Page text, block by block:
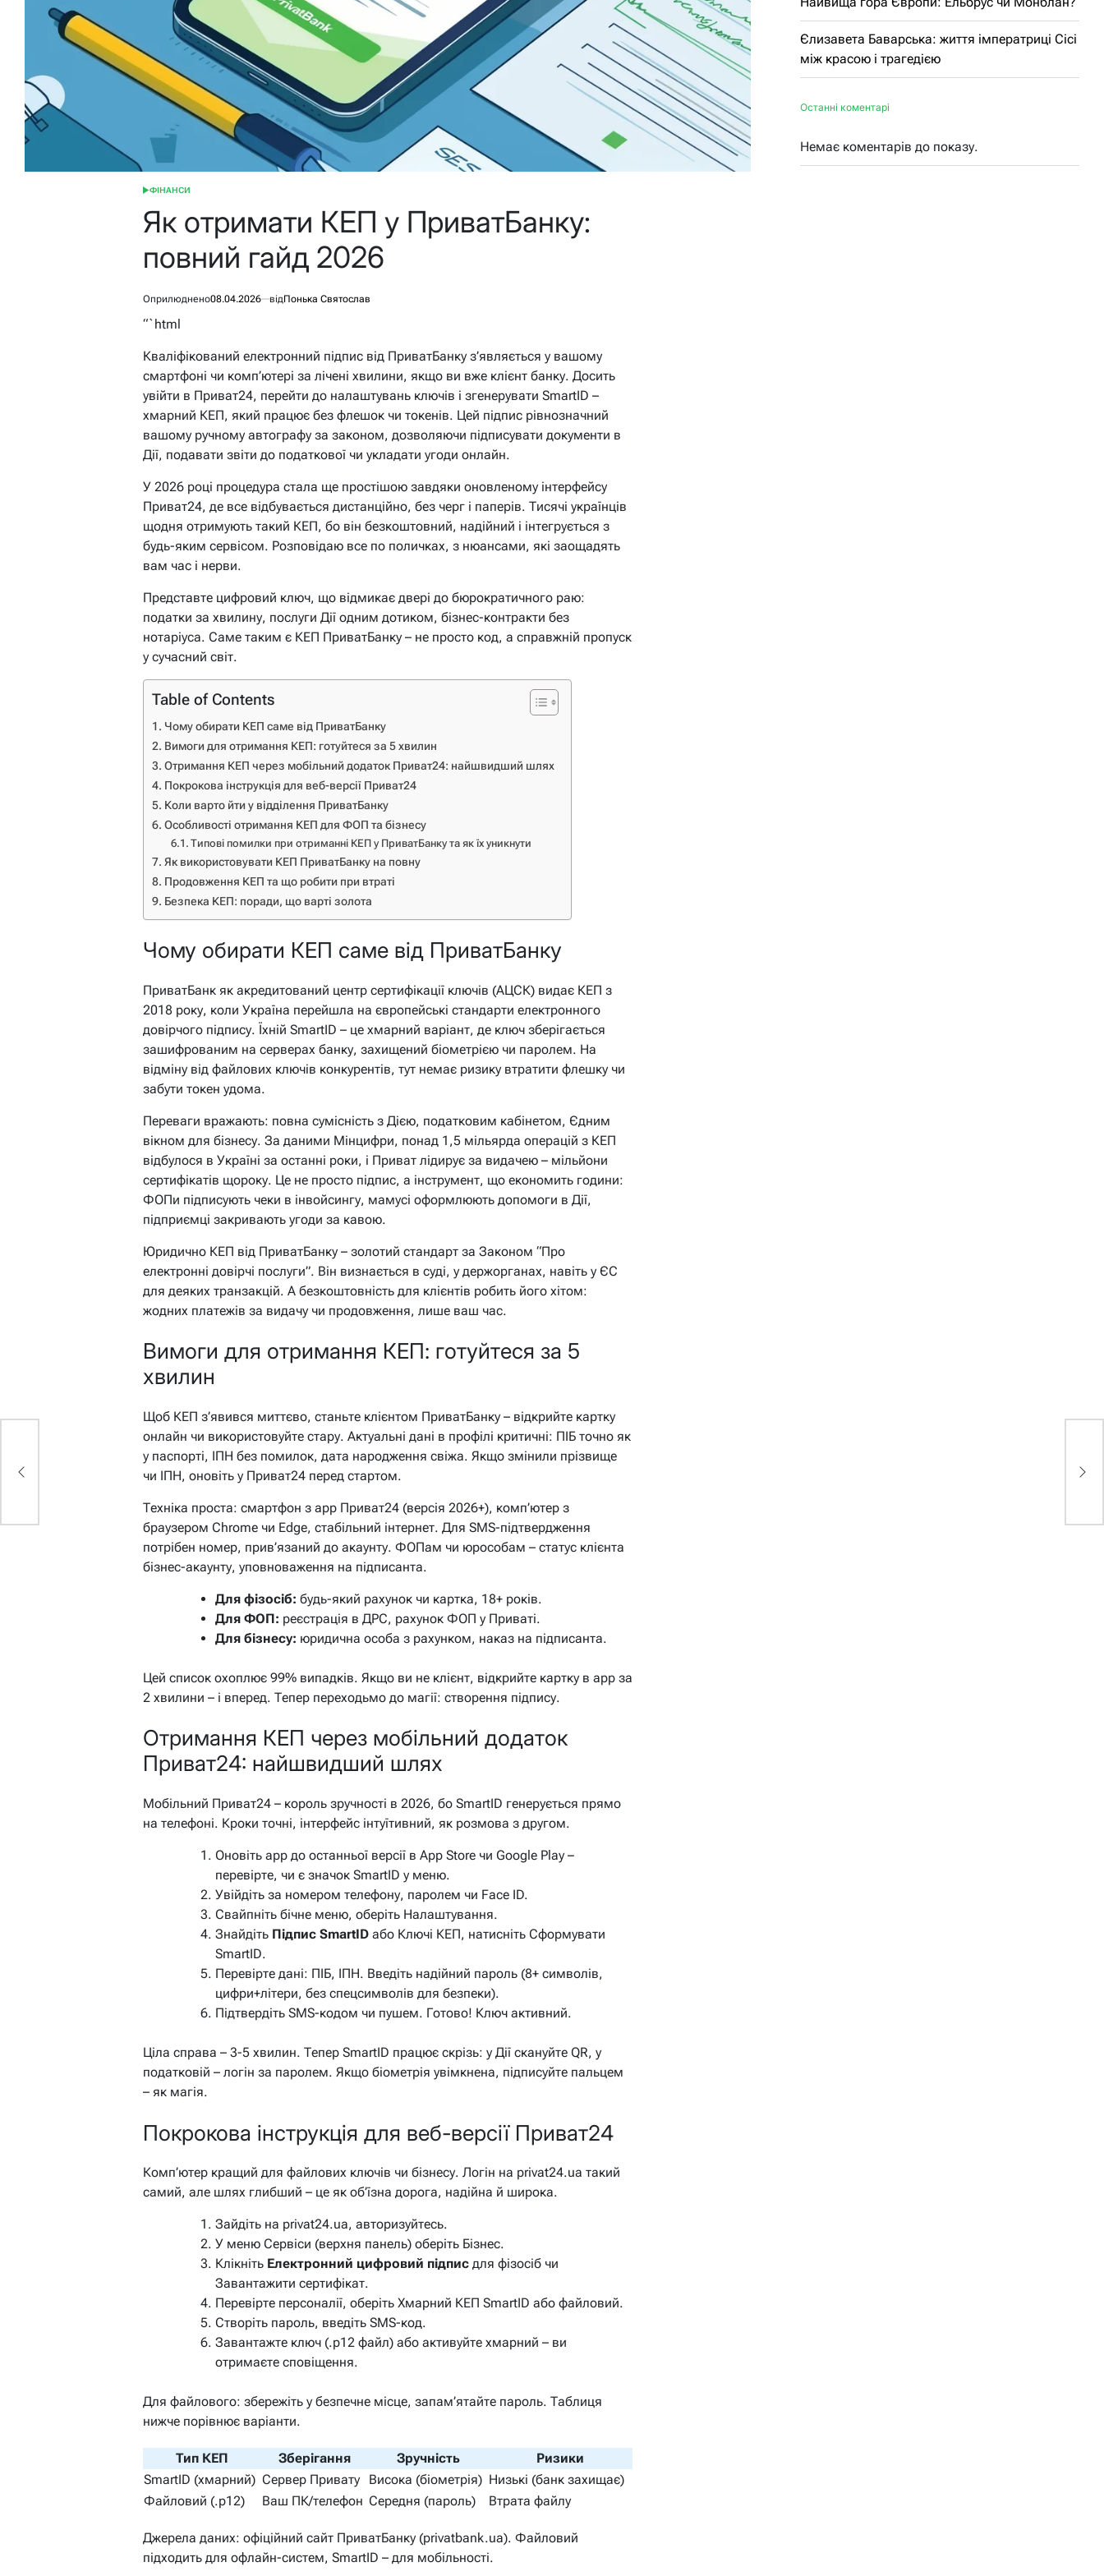
ОПУБЛІКУВАТИ
ФІНАНСИ
Як отримати КЕП у ПриватБанку:
повний гайд 2026
Оприлюднено08.04.2026 відПонька Святослав
“`html
Кваліфікований електронний підпис від ПриватБанку з’являється у вашому
смартфоні чи комп’ютері за лічені хвилини, якщо ви вже клієнт банку. Досить
увійти в Приват24, перейти до налаштувань ключів і згенерувати SmartID –
хмарний КЕП, який працює без флешок чи токенів. Цей підпис рівнозначний
вашому ручному автографу за законом, дозволяючи підписувати документи в
Дії, подавати звіти до податкової чи укладати угоди онлайн.
У 2026 році процедура стала ще простішою завдяки оновленому інтерфейсу
Приват24, де все відбувається дистанційно, без черг і паперів. Тисячі українців
щодня отримують такий КЕП, бо він безкоштовний, надійний і інтегрується з
будь-яким сервісом. Розповідаю все по поличках, з нюансами, які заощадять
вам час і нерви.
Представте цифровий ключ, що відмикає двері до бюрократичного раю:
податки за хвилину, послуги Дії одним дотиком, бізнес-контракти без
нотаріуса. Саме таким є КЕП ПриватБанку – не просто код, а справжній пропуск
у сучасний світ.
Table of Contents
Чому обирати КЕП саме від ПриватБанку
Вимоги для отримання КЕП: готуйтеся за 5 хвилин
Отримання КЕП через мобільний додаток Приват24: найшвидший шлях
Покрокова інструкція для веб-версії Приват24
Коли варто йти у відділення ПриватБанку
Особливості отримання КЕП для ФОП та бізнесу
Типові помилки при отриманні КЕП у ПриватБанку та як їх уникнути
Як використовувати КЕП ПриватБанку на повну
Продовження КЕП та що робити при втраті
Безпека КЕП: поради, що варті золота
Чому обирати КЕП саме від ПриватБанку
ПриватБанк як акредитований центр сертифікації ключів (АЦСК) видає КЕП з
2018 року, коли Україна перейшла на європейські стандарти електронного
довірчого підпису. Їхній SmartID – це хмарний варіант, де ключ зберігається
зашифрованим на серверах банку, захищений біометрією чи паролем. На
відміну від файлових ключів конкурентів, тут немає ризику втратити флешку чи
забути токен удома.
Переваги вражають: повна сумісність з Дією, податковим кабінетом, Єдним
вікном для бізнесу. За даними Мінцифри, понад 1,5 мільярда операцій з КЕП
відбулося в Україні за останні роки, і Приват лідирує за видачею – мільйони
сертифікатів щороку. Це не просто підпис, а інструмент, що економить години:
ФОПи підписують чеки в інвойсингу, мамусі оформлюють допомоги в Дії,
підприємці закривають угоди за кавою.
Юридично КЕП від ПриватБанку – золотий стандарт за Законом “Про
електронні довірчі послуги”. Він визнається в суді, у держорганах, навіть у ЄС
для деяких транзакцій. А безкоштовність для клієнтів робить його хітом:
жодних платежів за видачу чи продовження, лише ваш час.
Вимоги для отримання КЕП: готуйтеся за 5
хвилин
Щоб КЕП з’явився миттєво, станьте клієнтом ПриватБанку – відкрийте картку
онлайн чи використовуйте стару. Актуальні дані в профілі критичні: ПІБ точно як
у паспорті, ІПН без помилок, дата народження свіжа. Якщо змінили прізвище
чи ІПН, оновіть у Приват24 перед стартом.
Техніка проста: смартфон з app Приват24 (версія 2026+), комп’ютер з
браузером Chrome чи Edge, стабільний інтернет. Для SMS-підтвердження
потрібен номер, прив’язаний до акаунту. ФОПам чи юрособам – статус клієнта
бізнес-акаунту, уповноваження на підписанта.
Для фізосіб: будь-який рахунок чи картка, 18+ років.
Для ФОП: реєстрація в ДРС, рахунок ФОП у Приваті.
Для бізнесу: юридична особа з рахунком, наказ на підписанта.
Цей список охоплює 99% випадків. Якщо ви не клієнт, відкрийте картку в app за
2 хвилини – і вперед. Тепер переходьмо до магії: створення підпису.
Отримання КЕП через мобільний додаток
Приват24: найшвидший шлях
Мобільний Приват24 – король зручності в 2026, бо SmartID генерується прямо
на телефоні. Кроки точні, інтерфейс інтуїтивний, як розмова з другом.
Оновіть app до останньої версії в App Store чи Google Play –
перевірте, чи є значок SmartID у меню.
Увійдіть за номером телефону, паролем чи Face ID.
Свайпніть бічне меню, оберіть Налаштування.
Знайдіть Підпис SmartID або Ключі КЕП, натисніть Сформувати
SmartID.
Перевірте дані: ПІБ, ІПН. Введіть надійний пароль (8+ символів,
цифри+літери, без спецсимволів для безпеки).
Підтвердіть SMS-кодом чи пушем. Готово! Ключ активний.
Ціла справа – 3-5 хвилин. Тепер SmartID працює скрізь: у Дії скануйте QR, у
податковій – логін за паролем. Якщо біометрія увімкнена, підписуйте пальцем
– як магія.
Покрокова інструкція для веб-версії Приват24
Комп’ютер кращий для файлових ключів чи бізнесу. Логін на privat24.ua такий
самий, але шлях глибший – це як об’їзна дорога, надійна й широка.
Зайдіть на privat24.ua, авторизуйтесь.
У меню Сервіси (верхня панель) оберіть Бізнес.
Клікніть Електронний цифровий підпис для фізосіб чи
Завантажити сертифікат.
Перевірте персоналії, оберіть Хмарний КЕП SmartID або файловий.
Створіть пароль, введіть SMS-код.
Завантажте ключ (.p12 файл) або активуйте хмарний – ви
отримаєте сповіщення.
Для файлового: збережіть у безпечне місце, запам’ятайте пароль. Таблиця
нижче порівнює варіанти.
Тип КЕП Зберігання Зручність
Ризики
SmartID (хмарний) Сервер Привату Висока (біометрія) Низькі (банк захищає)
Файловий (.p12)
Ваш ПК/телефон Середня (пароль) Втрата файлу
Джерела даних: офіційний сайт ПриватБанку (privatbank.ua). Файловий
підходить для офлайн-систем, SmartID – для мобільності.
Єлизавета Баварська: життя імператриці Сісі
між красою і трагедією
Останні коментарі
Немає коментарів до показу.